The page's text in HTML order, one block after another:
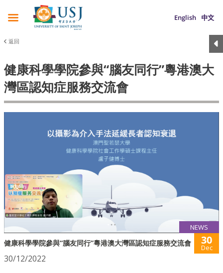
English 中文
返回
健康科學學院參與“腦友同行”粵港澳大
灣區認知症服務交流會
NEWS
健康科學學院參與“腦友同行”粵港澳大灣區認知症服務交流會 30
Dec
30/12/2022